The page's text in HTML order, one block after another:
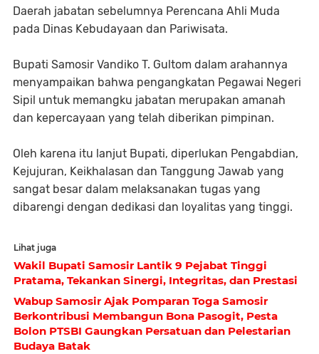
Daerah jabatan sebelumnya Perencana Ahli Muda
pada Dinas Kebudayaan dan Pariwisata.
Bupati Samosir Vandiko T. Gultom dalam arahannya
menyampaikan bahwa pengangkatan Pegawai Negeri
Sipil untuk memangku jabatan merupakan amanah
dan kepercayaan yang telah diberikan pimpinan.
Oleh karena itu lanjut Bupati, diperlukan Pengabdian,
Kejujuran, Keikhalasan dan Tanggung Jawab yang
sangat besar dalam melaksanakan tugas yang
dibarengi dengan dedikasi dan loyalitas yang tinggi.
Lihat juga
Wakil Bupati Samosir Lantik 9 Pejabat Tinggi
Pratama, Tekankan Sinergi, Integritas, dan Prestasi
Wabup Samosir Ajak Pomparan Toga Samosir
Berkontribusi Membangun Bona Pasogit, Pesta
Bolon PTSBI Gaungkan Persatuan dan Pelestarian
Budaya Batak